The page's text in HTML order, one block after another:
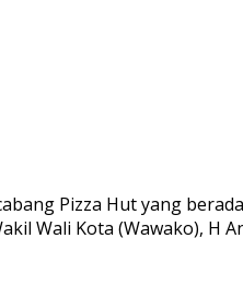
Pizza Hut yang
Wali Kota (Wawako), H